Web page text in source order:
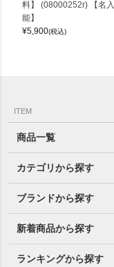
料】 (08000252r) 【名
能】
¥5,900(税込)
ITEM
商品一覧
カテゴリから探す
ブランドから探す
新着商品から探す
ランキングから探す